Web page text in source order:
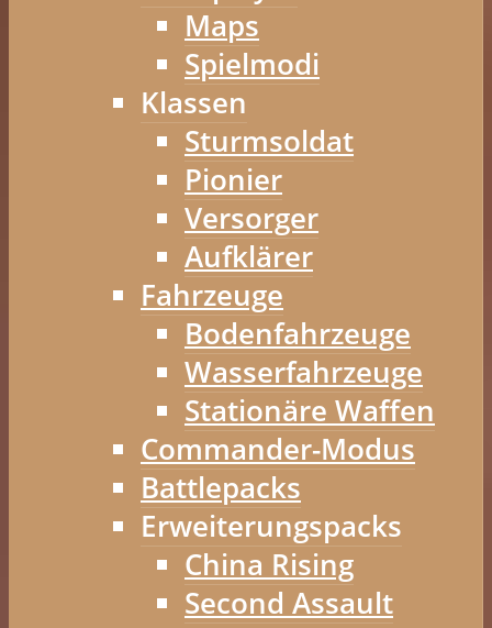
Maps
Spielmodi
Klassen
Sturmsoldat
Pionier
Versorger
Aufklärer
Fahrzeuge
Bodenfahrzeuge
Wasserfahrzeuge
Stationäre Waffen
Commander-Modus
Battlepacks
Erweiterungspacks
China Rising
Second Assault